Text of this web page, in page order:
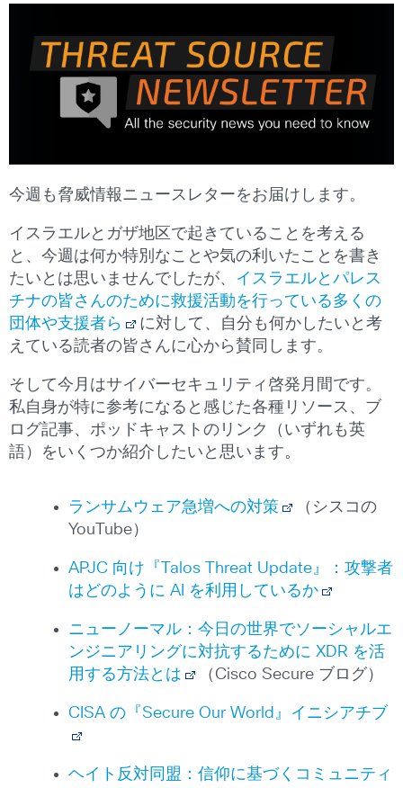
今週も脅威情報ニュースレターをお届けします。
イスラエルとガザ地区で起きていることを考える
と、今週は何か特別なことや気の利いたことを書き
たいとは思いませんでしたが、
イスラエルとパレス
チナの皆さんのために救援活動を行っている多くの
団体や支援者ら
に対して、自分も何かしたいと考
えている読者の皆さんに心から賛同します。
そして今月はサイバーセキュリティ啓発月間です。
私自身が特に参考になると感じた各種リソース、ブ
ログ記事、ポッドキャストのリンク（いずれも英
語）をいくつか紹介したいと思います。
ランサムウェア急増への対策
（シスコの
YouTube）
APJC 向け『Talos Threat Update』：攻撃者
はどのように AI を利用しているか
ニューノーマル：今日の世界でソーシャルエ
ンジニアリングに対抗するために XDR を活
用する方法とは
（Cisco Secure ブログ）
CISA の『Secure Our World』イニシアチブ
ヘイト反対同盟：信仰に基づくコミュニティ